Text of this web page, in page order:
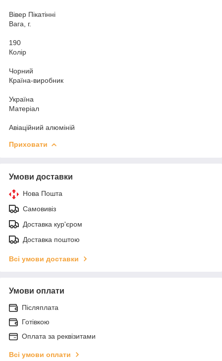
Вівер Пікатінні
Вага, г.
190
Колір
Чорний
Країна-виробник
Україна
Матеріал
Авіаційний алюміній
Приховати
Умови доставки
Нова Пошта
Самовивіз
Доставка кур'єром
Доставка поштою
Всі умови доставки
Умови оплати
Післяплата
Готівкою
Оплата за реквізитами
Всі умови оплати